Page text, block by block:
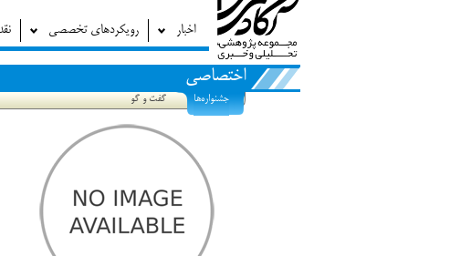
اخبار رویکردهای تخصصی
اختصاصی
جشنواره‌ها گفت و گو